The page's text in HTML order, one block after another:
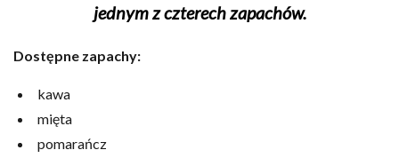
jednym z czterech zapachów.
Dostępne zapachy:
kawa
mięta
pomarańcz